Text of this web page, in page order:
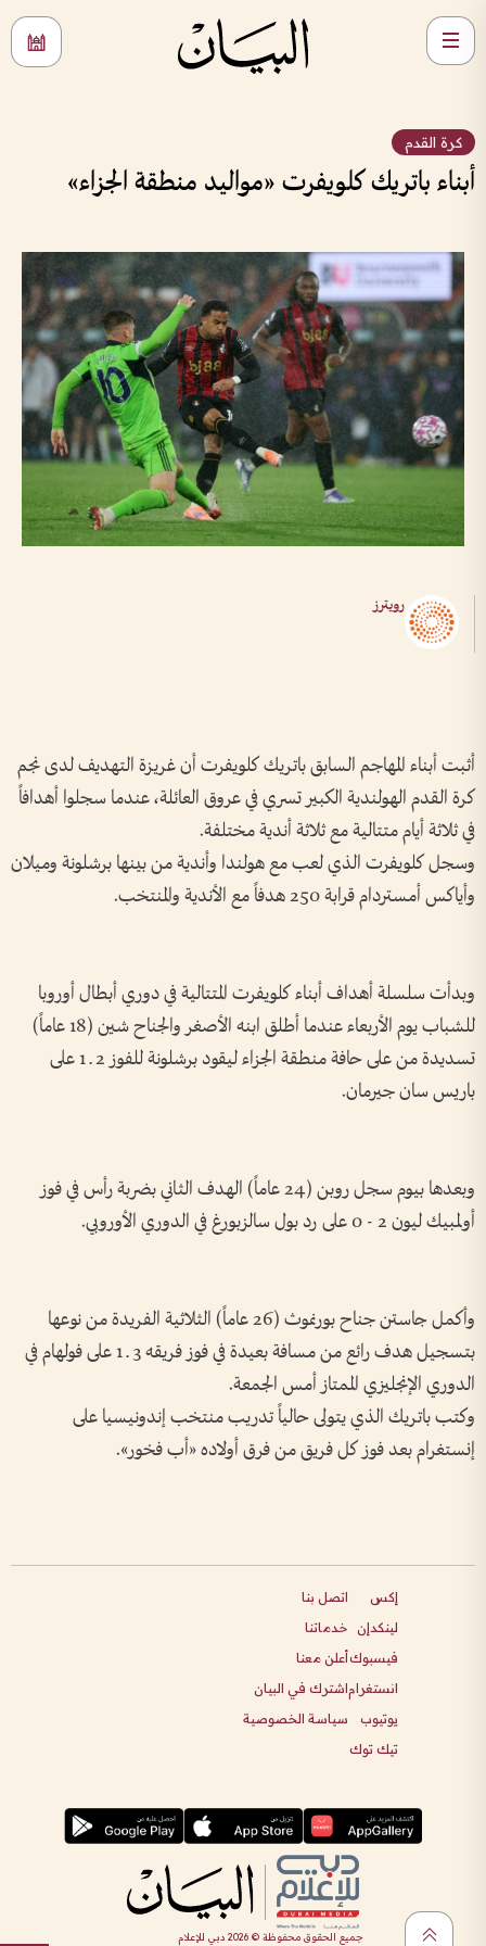
كرة القدم
أبناء باتريك كلويفرت «مواليد منطقة الجزاء»
رويترز
أثبت أبناء المهاجم السابق باتريك كلويفرت أن غريزة التهديف لدى نجم
كرة القدم الهولندية الكبير تسري في عروق العائلة، عندما سجلوا أهدافاً
في ثلاثة أيام متتالية مع ثلاثة أندية مختلفة.
وسجل كلويفرت الذي لعب مع هولندا وأندية من بينها برشلونة وميلان
وأياكس أمستردام قرابة 250 هدفاً مع الأندية والمنتخب.
وبدأت سلسلة أهداف أبناء كلويفرت المتتالية في دوري أبطال أوروبا
للشباب يوم الأربعاء عندما أطلق ابنه الأصغر والجناح شين (18 عاماً)
تسديدة من على حافة منطقة الجزاء ليقود برشلونة للفوز 2 ـ 1 على
باريس سان جيرمان.
وبعدها بيوم سجل روبن (24 عاماً) الهدف الثاني بضربة رأس في فوز
أولمبيك ليون 2 - 0 على رد بول سالزبورغ في الدوري الأوروبي.
وأكمل جاستن جناح بورنموث (26 عاماً) الثلاثية الفريدة من نوعها
بتسجيل هدف رائع من مسافة بعيدة في فوز فريقه 3 ـ 1 على فولهام في
الدوري الإنجليزي الممتاز أمس الجمعة.
وكتب باتريك الذي يتولى حالياً تدريب منتخب إندونيسيا على
إنستغرام بعد فوز كل فريق من فرق أولاده «أب فخور».
إكس
لينكدإن
فيسبوك
انستغرام
يوتيوب
تيك توك
اتصل بنا
خدماتنا
أعلن معنا
اشترك في البيان
سياسة الخصوصية
جميع الحقوق محفوظة ©2026 دبي للإعلام